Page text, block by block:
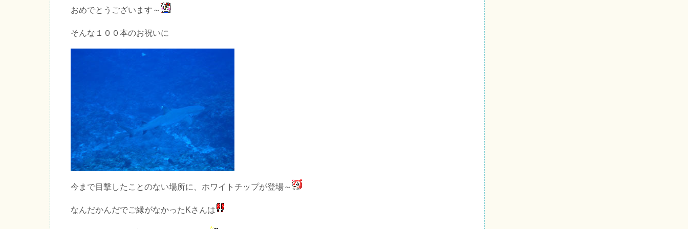
おめでとうございます～
そんな１００本のお祝いに
今まで目撃したことのない場所に、ホワイトチップが登場～
なんだかんだでご縁がなかったKさんは